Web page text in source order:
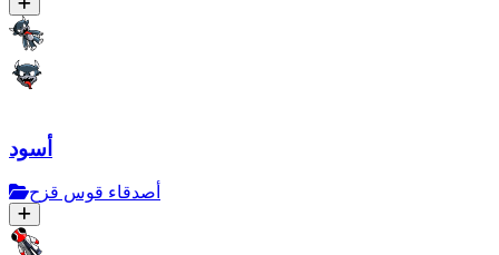
أسود
أصدقاء قوس قزح